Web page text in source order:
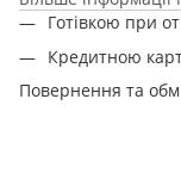
Готівкою при
Кредитною
Повернення та